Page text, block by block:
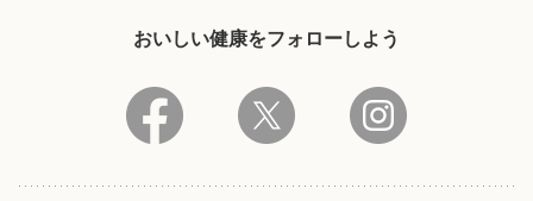
おいしい健康をフォローしよう